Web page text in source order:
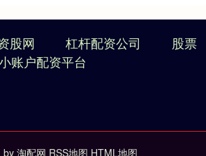
股网 杠杆配资公司
股票
账户配资平台
by 淘配网 RSS地图 HTML地图